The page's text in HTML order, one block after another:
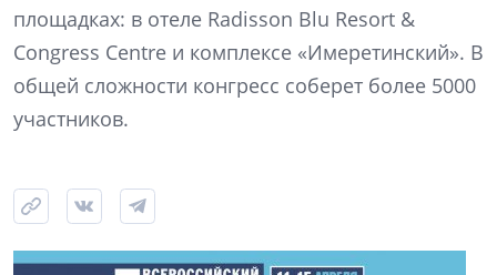
площадках: в отеле Radisson Blu Resort &
Congress Centre и комплексе «Имеретинский». В
общей сложности конгресс соберет более 5000
участников.